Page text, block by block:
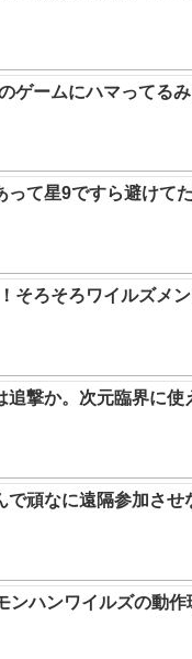
ゲームにハマってる
って星9ですら避けて
そろそろワイルズメ
追撃か。次元臨界に
で頑なに遠隔参加させ
ンハンワイルズの動作